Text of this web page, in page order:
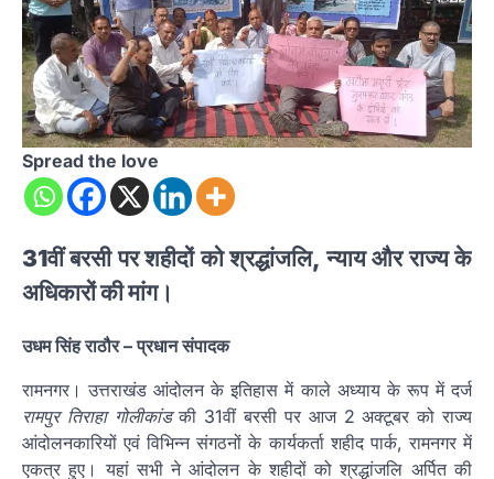
Spread the love
31वीं बरसी पर शहीदों को श्रद्धांजलि, न्याय और राज्य के
अधिकारों की मांग।
उधम सिंह राठौर – प्रधान संपादक
रामनगर। उत्तराखंड आंदोलन के इतिहास में काले अध्याय के रूप में दर्ज
रामपुर तिराहा गोलीकांडकी 31वीं बरसी पर आज 2 अक्टूबर को राज्य
आंदोलनकारियों एवं विभिन्न संगठनों के कार्यकर्ता शहीद पार्क, रामनगर में
एकत्र हुए। यहां सभी ने आंदोलन के शहीदों को श्रद्धांजलि अर्पित की